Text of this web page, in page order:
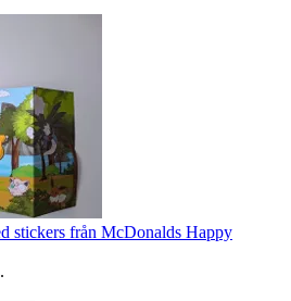
stickers från McDonalds Happy
.